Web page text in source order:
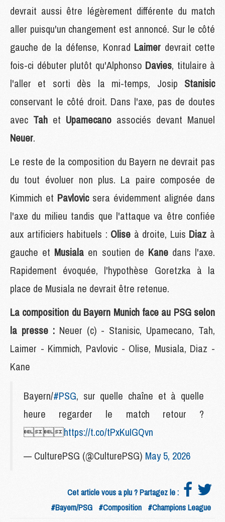
devrait aussi être légèrement différente du match
aller puisqu'un changement est annoncé. Sur le côté
gauche de la défense, Konrad Laimer devrait cette
fois-ci débuter plutôt qu'Alphonso Davies, titulaire à
l'aller et sorti dès la mi-temps, Josip Stanisic
conservant le côté droit. Dans l'axe, pas de doutes
avec Tah et Upamecano associés devant Manuel
Neuer.
Le reste de la composition du Bayern ne devrait pas
du tout évoluer non plus. La paire composée de
Kimmich et Pavlovic sera évidemment alignée dans
l'axe du milieu tandis que l'attaque va être confiée
aux artificiers habituels : Olise à droite, Luis Diaz à
gauche et Musiala en soutien de Kane dans l'axe.
Rapidement évoquée, l'hypothèse Goretzka à la
place de Musiala ne devrait être retenue.
La composition du Bayern Munich face au PSG selon
la presse :Neuer (c) - Stanisic, Upamecano, Tah,
Laimer - Kimmich, Pavlovic - Olise, Musiala, Diaz -
Kane
Bayern/#PSG, sur quelle chaîne et à quelle
heure regarder le match retour ?
https://t.co/tPxKuIGQvn
— CulturePSG (@CulturePSG) May 5, 2026
Cet article vous a plu ? Partagez le :
#Bayern/PSG #Composition #Champions League